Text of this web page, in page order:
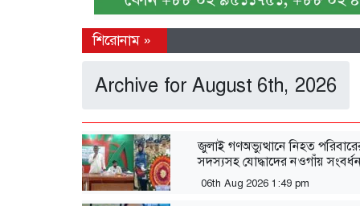
Archive for August 6th, 2026
জুলাই গণঅভ্যুত্থানে নিহত
সদস্যসহ যোদ্ধাদের নওগাঁয়
06th Aug 2026 1:49 pm